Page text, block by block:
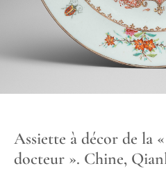
Assiette à décor de la
docteur ». Chine,